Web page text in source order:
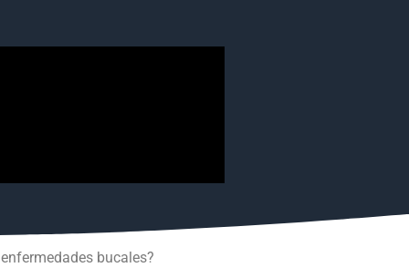
bucales?